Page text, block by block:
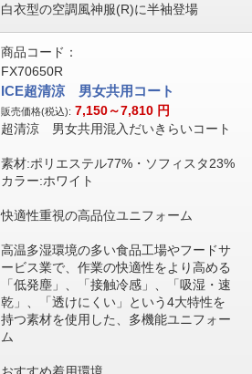
白衣型の空調風神服(R)に半袖登場
商品コード：
FX70650R
ICE超清涼 男女共用コート
販売価格(税込): 7,150～7,810 円
超清涼 男女共用混入だいきらいコート
素材:ポリエステル77%・ソフィスタ23%
カラー:ホワイト
快適性重視の高品位ユニフォーム
高温多湿環境の多い食品工場やフードサ
ービス業で、作業の快適性をより高める
「低発塵」、「接触冷感」、「吸湿・速
乾」、「透けにくい」という4大特性を
持つ素材を使用した、多機能ユニフォー
ム